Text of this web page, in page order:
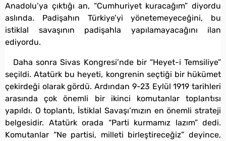
Anadolu’ya çıktığı an, “Cumhuriyet kuracağım” diyordu
aslında. Padişahın Türkiye’yi yönetemeyeceğini, bu
istiklal savaşının padişahla yapılamayacağını ilan
ediyordu.
Daha sonra Sivas Kongresi’nde bir “Heyet-i Temsiliye”
seçildi. Atatürk bu heyeti, kongrenin seçtiği bir hükümet
çekirdeği olarak gördü. Ardından 9-23 Eylül 1919 tarihleri
arasında çok önemli bir ikinci komutanlar toplantısı
yapıldı. O toplantı, İstiklal Savaşı’mızın en önemli strateji
belgesidir. Atatürk orada “Parti kurmamız lazım” dedi.
Komutanlar “Ne partisi, milleti birleştireceğiz” deyince,